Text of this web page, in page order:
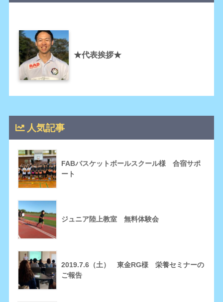
★代表挨拶★
人気記事
FABバスケットボールスクール様 合宿サポ
ート
ジュニア陸上教室 無料体験会
2019.7.6（土） 東金RG様 栄養セミナーの
ご報告